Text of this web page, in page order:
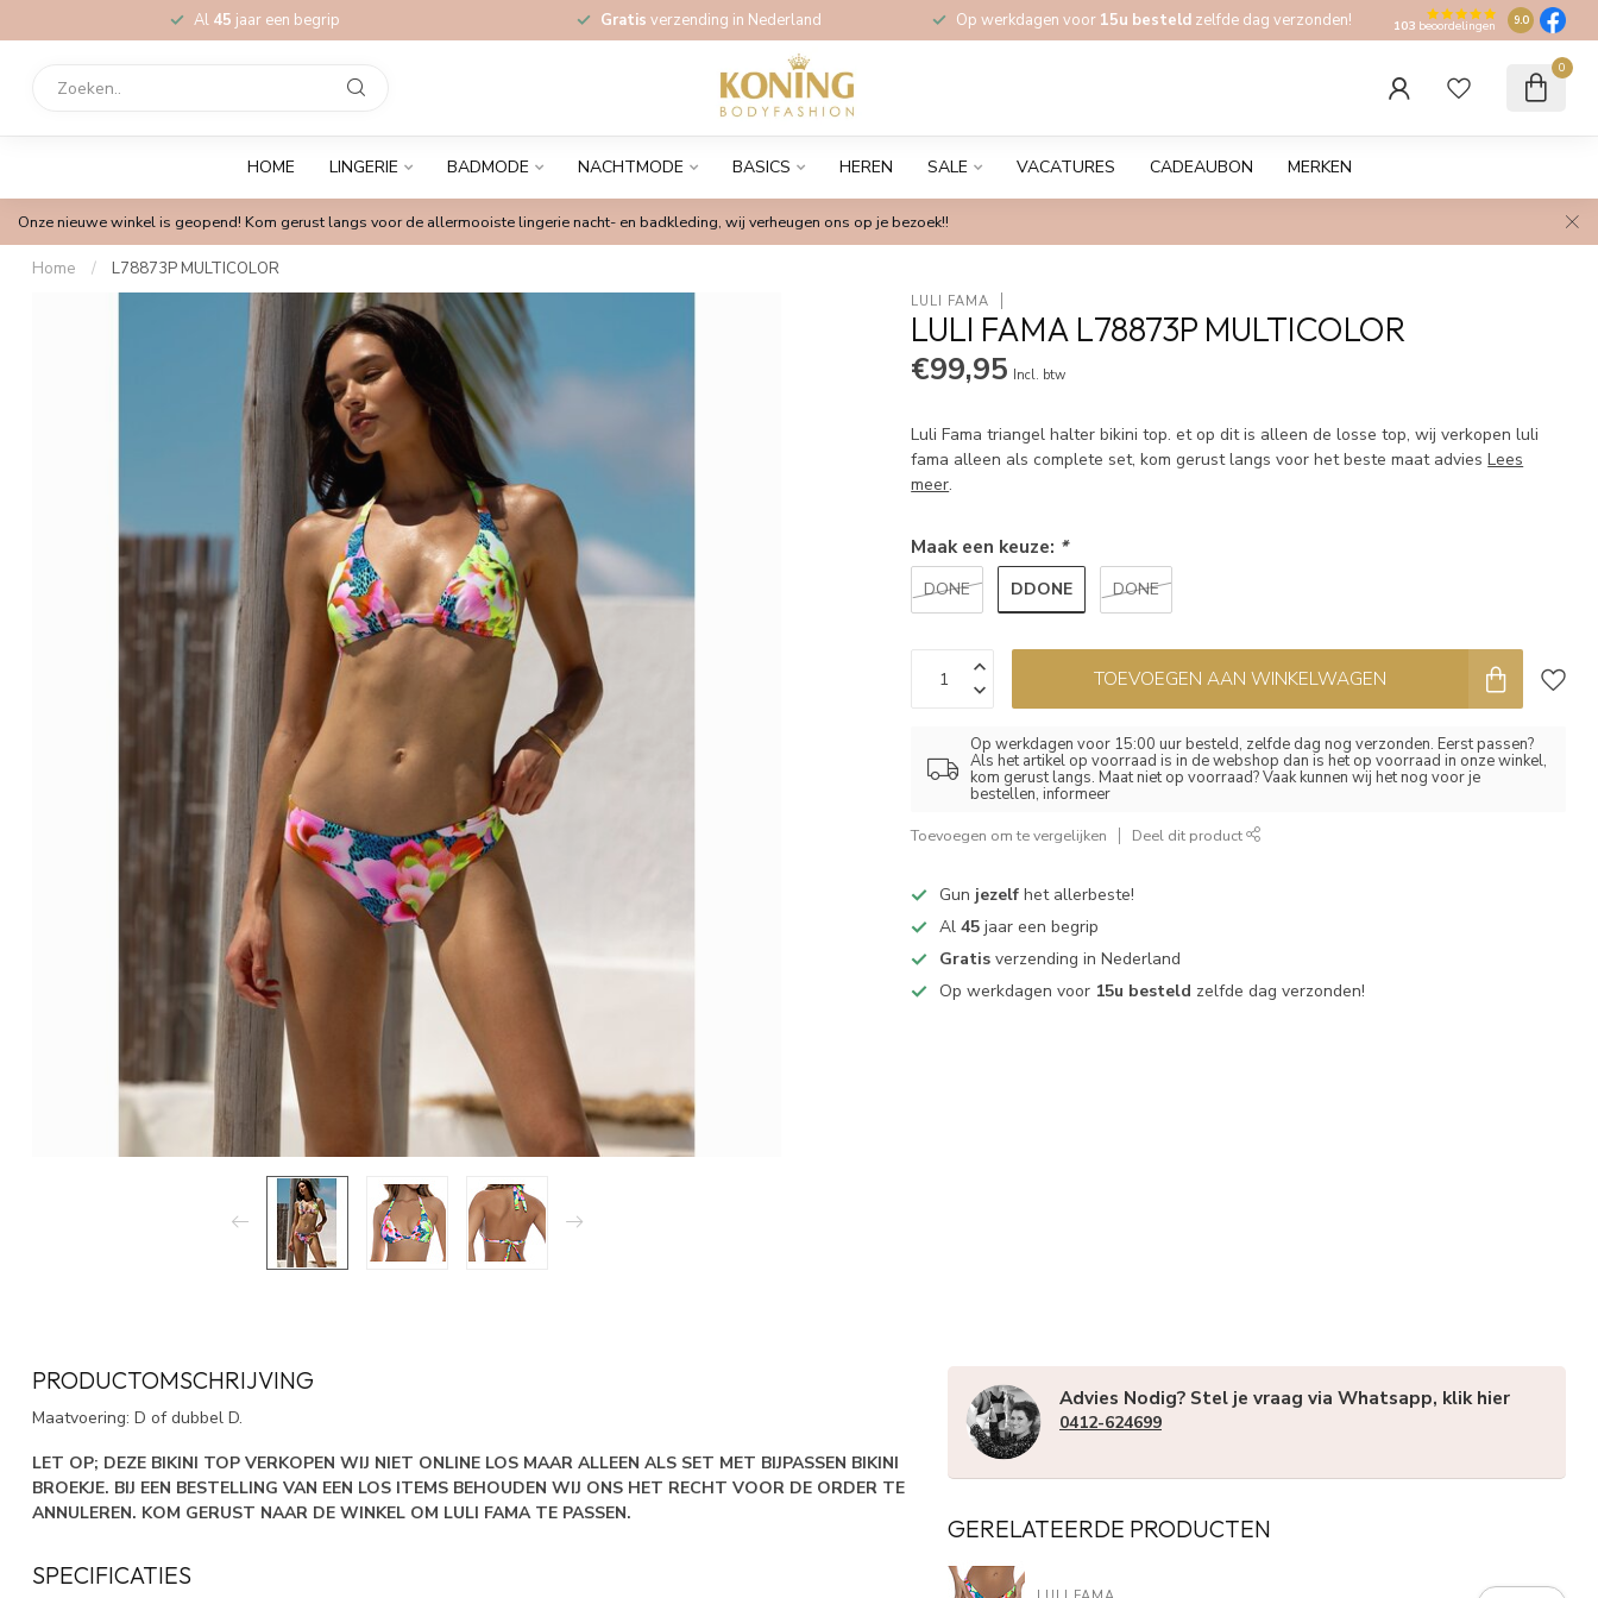
Al 45 jaar een begrip Gratis verzending in Nederland Op werkdagen voor 15u besteld zelfde dag verzonden! 103 beoordelingen 9.0
0
HOME LINGERIE BADMODE NACHTMODE BASICS HEREN SALE VACATURES CADEAUBON MERKEN
Onze nieuwe winkel is geopend! Kom gerust langs voor de allermooiste lingerie nacht- en badkleding, wij verheugen ons op je bezoek!!
Home / L78873P MULTICOLOR
LULI FAMA
LULI FAMA L78873P MULTICOLOR
€99,95 Incl. btw
Luli Fama triangel halter bikini top. et op dit is alleen de losse top, wij verkopen luli
fama alleen als complete set, kom gerust langs voor het beste maat adviesLees
meer.
Maak een keuze: *
DONE DDONE DONE
TOEVOEGEN AAN WINKELWAGEN
Op werkdagen voor 15:00 uur besteld, zelfde dag nog verzonden. Eerst passen?
Als het artikel op voorraad is in de webshop dan is het op voorraad in onze winkel,
kom gerust langs. Maat niet op voorraad? Vaak kunnen wij het nog voor je
bestellen, informeer
Toevoegen om te vergelijken Deel dit product
Gun jezelf het allerbeste!
Al45 jaar een begrip
Gratis verzending in Nederland
Op werkdagen voor 15u besteld zelfde dag verzonden!
PRODUCTOMSCHRIJVING
Maatvoering: D of dubbel D.
LET OP; DEZE BIKINI TOP VERKOPEN WIJ NIET ONLINE LOS MAAR ALLEEN ALS SET MET BIJPASSEN BIKINI
BROEKJE. BIJ EEN BESTELLING VAN EEN LOS ITEMS BEHOUDEN WIJ ONS HET RECHT VOOR DE ORDER TE
ANNULEREN. KOM GERUST NAAR DE WINKEL OM LULI FAMA TE PASSEN.
SPECIFICATIES
Advies Nodig? Stel je vraag via Whatsapp, klik hier
0412-624699
GERELATEERDE PRODUCTEN